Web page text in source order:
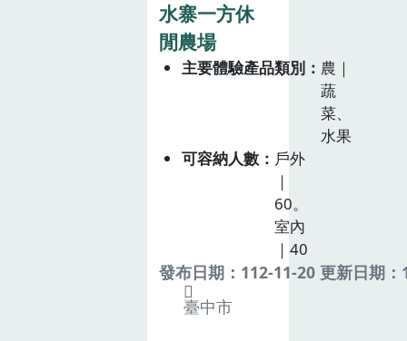
水寨一方休
閒農場
主要體驗產品類別
農｜
蔬
菜、
水果
可容納人數
戶外
｜
60。
室內
｜40
發布日期：112-11-20 更新日期
臺中市